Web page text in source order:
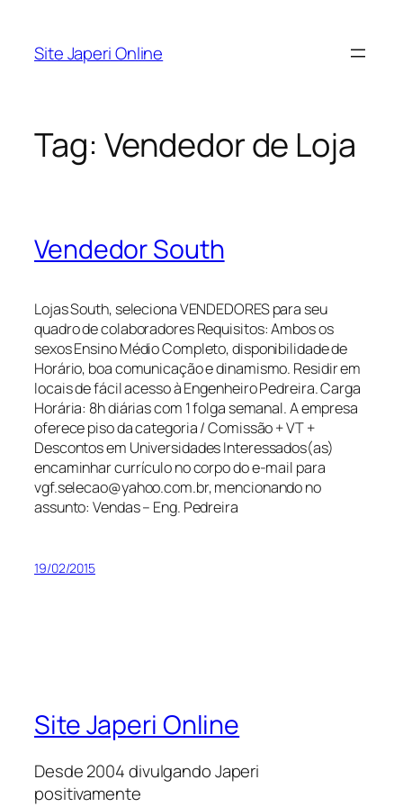
Site Japeri Online
Tag: Vendedor de Loja
Vendedor South
Lojas South, seleciona VENDEDORES para seu
quadro de colaboradores Requisitos: Ambos os
sexos Ensino Médio Completo, disponibilidade de
Horário, boa comunicação e dinamismo. Residir em
locais de fácil acesso à Engenheiro Pedreira. Carga
Horária: 8h diárias com 1 folga semanal. A empresa
oferece piso da categoria / Comissão + VT +
Descontos em Universidades Interessados(as)
encaminhar currículo no corpo do e-mail para
vgf.selecao@yahoo.com.br, mencionando no
assunto: Vendas – Eng. Pedreira
19/02/2015
Site Japeri Online
Desde 2004 divulgando Japeri
positivamente